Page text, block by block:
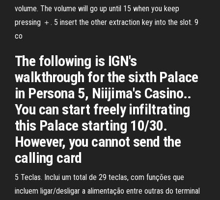
volume. The volume will go up until 15 when you keep
pressing ＋. 5 insert the other extraction key into the slot. 9
co
The following is IGN's
walkthrough for the sixth Palace
in Persona 5, Niijima's Casino..
You can start freely infiltrating
this Palace starting 10/30.
However, you cannot send the
calling card
5 Teclas. Inclui um total de 29 teclas, com funções que
incluem ligar/desligar a alimentação entre outras do terminal